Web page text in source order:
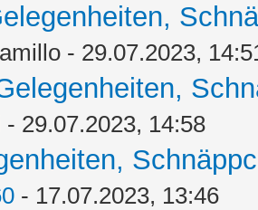
- 29.07.2023,
- 29.07.2023, 14:58
- 17.07.2023, 13:46